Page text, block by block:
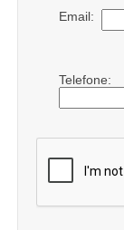
Email:
Telefone: